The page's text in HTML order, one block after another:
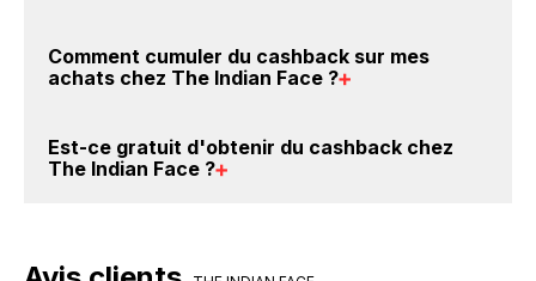
dans le paragraphe codes promo The Indian Face.
crédités sur votre cagnotte BackBackBack lorsque
éventuels bonus.
Comment cumuler du cashback sur mes
achats chez The Indian Face ?
Indian Face : Créez votre compte sur BackBackBack
achat sur le site The Indian Face.
Est-ce gratuit d'obtenir du cashback chez
The Indian Face ?